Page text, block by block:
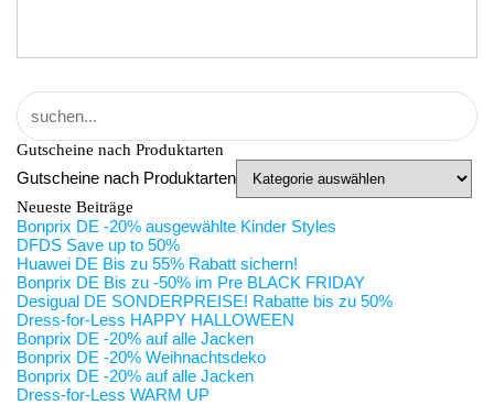
Gutscheine nach Produktarten
Gutscheine nach Produktarten
Neueste Beiträge
Bonprix DE -20% ausgewählte Kinder Styles
DFDS Save up to 50%
Huawei DE Bis zu 55% Rabatt sichern!
Bonprix DE Bis zu -50% im Pre BLACK FRIDAY
Desigual DE SONDERPREISE! Rabatte bis zu 50%
Dress-for-Less HAPPY HALLOWEEN
Bonprix DE -20% auf alle Jacken
Bonprix DE -20% Weihnachtsdeko
Bonprix DE -20% auf alle Jacken
Dress-for-Less WARM UP